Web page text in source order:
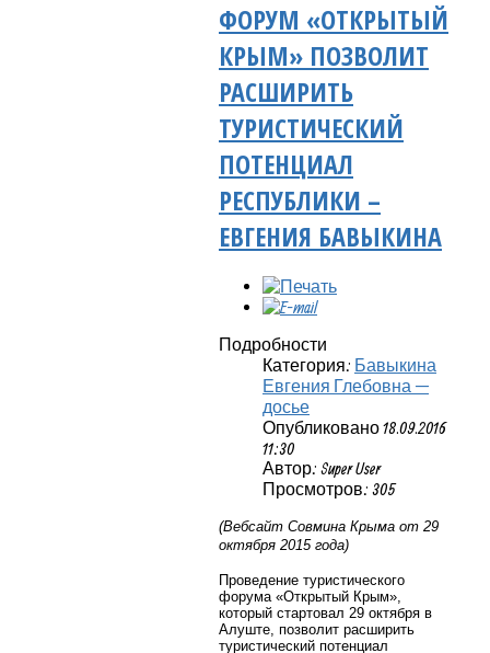
ФОРУМ «ОТКРЫТЫЙ
КРЫМ» ПОЗВОЛИТ
РАСШИРИТЬ
ТУРИСТИЧЕСКИЙ
ПОТЕНЦИАЛ
РЕСПУБЛИКИ –
ЕВГЕНИЯ БАВЫКИНА
Подробности
Категория: Бавыкина
Евгения Глебовна —
досье
Опубликовано 18.09.2016
11:30
Автор: Super User
Просмотров: 305
(Вебсайт Совмина Крыма от 29
октября 2015 года)
Проведение туристического
форума «Открытый Крым»,
который стартовал 29 октября в
Алуште, позволит расширить
туристический потенциал